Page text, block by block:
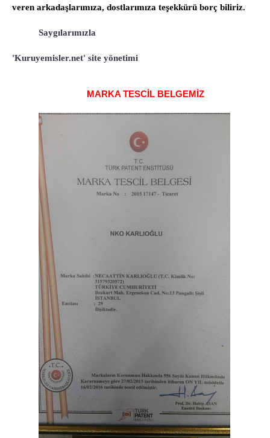
veren arkadaşlarımıza, dostlarımıza teşekkürü borç biliriz.
Saygılarımızla
'Kuruyemisler.net' site yönetimi
MARKA TESCİL BELGEMİZ